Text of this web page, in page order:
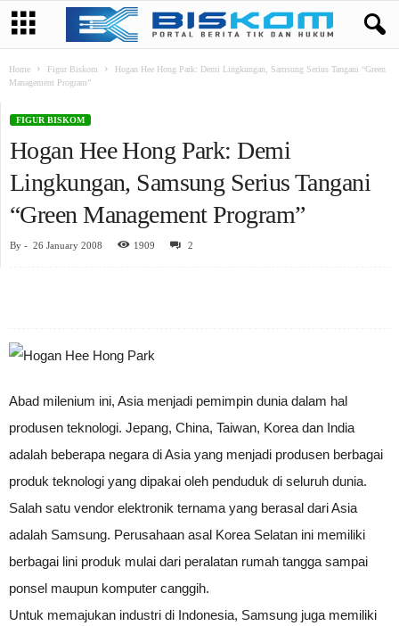
Home Figur Biskom
Hogan Hee Hong Park: Demi Lingkungan, Samsung Serius Tangani “Green
Management Program”
FIGUR BISKOM
Hogan Hee Hong Park: Demi
Lingkungan, Samsung Serius Tangani
“Green Management Program”
By - 26 January 2008 1909 2
Abad milenium ini, Asia menjadi pemimpin dunia dalam hal
produsen teknologi. Jepang, China, Taiwan, Korea dan India
adalah beberapa negara di Asia yang menjadi produsen berbagai
produk teknologi yang dipakai oleh penduduk di seluruh dunia.
Salah satu vendor elektronik ternama yang berasal dari Asia
adalah Samsung. Perusahaan asal Korea Selatan ini memiliki
berbagai lini produk mulai dari peralatan rumah tangga sampai
ponsel maupun komputer canggih.
Untuk memajukan industri di Indonesia, Samsung juga memiliki